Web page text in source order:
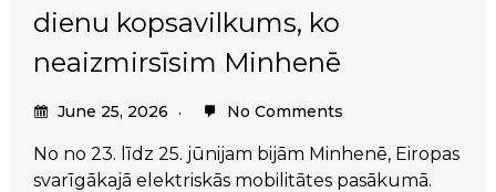
dienu kopsavilkums, ko
neaizmirsīsim Minhenē
June 25, 2026 No Comments
No no 23. līdz 25. jūnijam bijām Minhenē, Eiropas
svarīgākajā elektriskās mobilitātes pasākumā.